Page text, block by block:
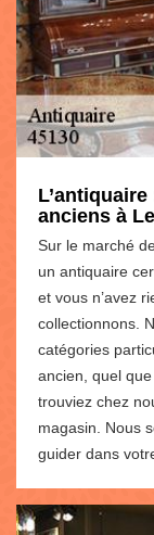
anciens à
Sur le marché
un antiquaire
et vous n’avez
collectionnons.
catégories
ancien, quel
trouviez chez
magasin. Nous
guider dans